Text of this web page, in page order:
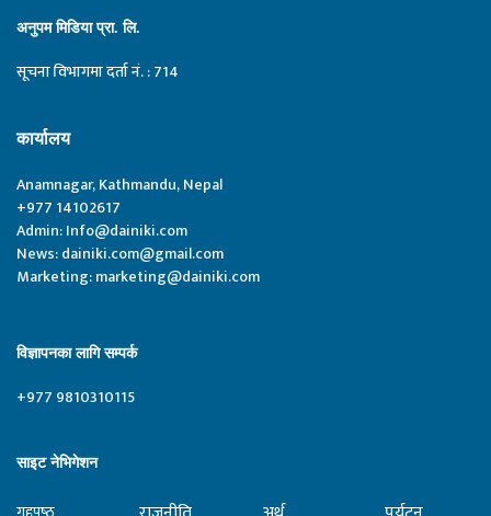
अनुपम मिडिया प्रा. लि.
सूचना विभागमा दर्ता नं. : 714
कार्यालय
Anamnagar, Kathmandu, Nepal
+977 14102617
Admin:Info@dainiki.com
News:dainiki.com@gmail.com
Marketing:marketing@dainiki.com
विज्ञापनका लागि सम्पर्क
+977 9810310115
साइट नेभिगेशन